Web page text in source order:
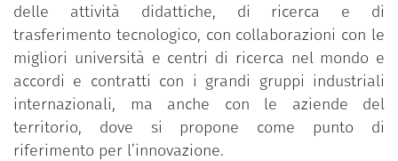
delle attività didattiche, di ricerca e di
trasferimento tecnologico, con collaborazioni con le
migliori università e centri di ricerca nel mondo e
accordi e contratti con i grandi gruppi industriali
internazionali, ma anche con le aziende del
territorio, dove si propone come punto di
riferimento per l’innovazione.